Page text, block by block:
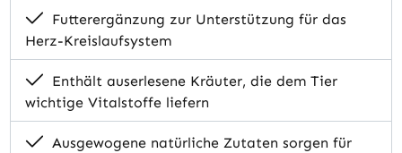
Futterergänzung zur Unterstützung für das
Herz-Kreislaufsystem
Enthält auserlesene Kräuter, die dem Tier
wichtige Vitalstoffe liefern
Ausgewogene natürliche Zutaten sorgen für